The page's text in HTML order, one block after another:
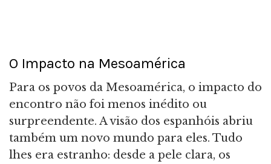
O Impacto na Mesoamérica
Para os povos da Mesoamérica, o impacto do
encontro não foi menos inédito ou
surpreendente. A visão dos espanhóis abriu
também um novo mundo para eles. Tudo
lhes era estranho: desde a pele clara, os